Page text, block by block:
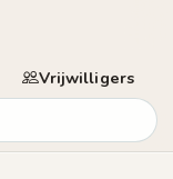
Vrijwilligers